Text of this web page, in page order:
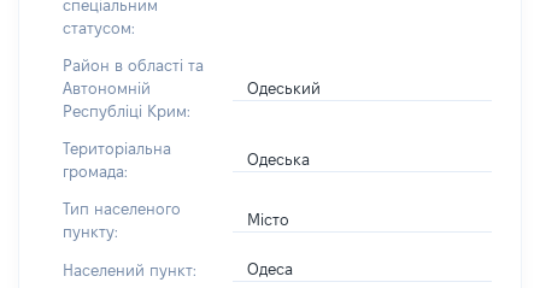
спеціальним
статусом:
Район в області та
Автономній
Республіці Крим:
Одеський
Територіальна
громада:
Одеська
Тип населеного
пункту:
Місто
Населений пункт: Одеса